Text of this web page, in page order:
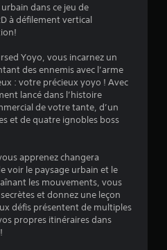
4
.
4
é
t
dans ce jeu de
à défilement vertical
Yoyo, vous incarnez un
des ennemis avec l’arme
: votre précieux yoyo ! Avec
lancé dans l’histoire
de votre tante, d’un
et de quatre ignobles boss
apprenez changera
voir le paysage urbain et le
les mouvements, vous
et donnez une leçon
défis présentent de multiples
propres itinéraires dans